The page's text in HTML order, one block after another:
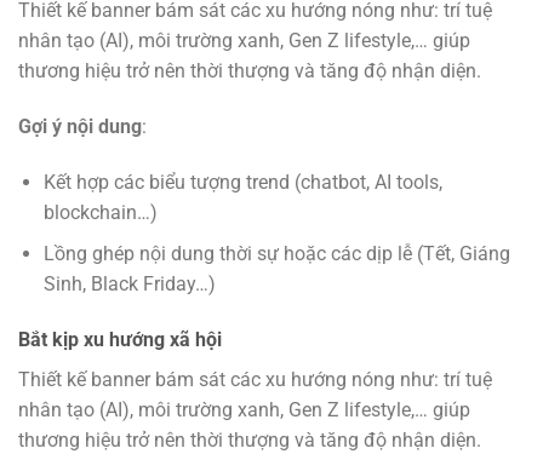
Thiết kế banner bám sát các xu hướng nóng như: trí tuệ
nhân tạo (AI), môi trường xanh, Gen Z lifestyle,… giúp
thương hiệu trở nên thời thượng và tăng độ nhận diện.
Gợi ý nội dung:
Kết hợp các biểu tượng trend (chatbot, AI tools,
blockchain…)
Lồng ghép nội dung thời sự hoặc các dịp lễ (Tết, Giáng
Sinh, Black Friday…)
Bắt kịp xu hướng xã hội
Thiết kế banner bám sát các xu hướng nóng như: trí tuệ
nhân tạo (AI), môi trường xanh, Gen Z lifestyle,… giúp
thương hiệu trở nên thời thượng và tăng độ nhận diện.